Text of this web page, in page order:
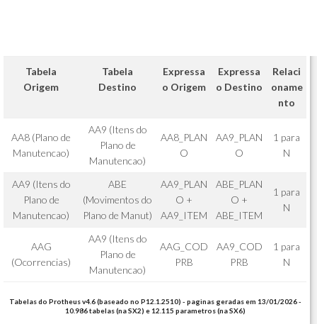
Tabela
Origem
Tabela
Destino
Expressa
o Origem
Expressa
o Destino
Relaci
oname
nto
AA8 (Plano de
Manutencao)
AA9 (Itens do
Plano de
Manutencao)
AA8_PLAN
O
AA9_PLAN
O
1 para
N
AA9 (Itens do
Plano de
Manutencao)
ABE
(Movimentos do
Plano de Manut)
AA9_PLAN
O +
AA9_ITEM
ABE_PLAN
O +
ABE_ITEM
1 para
N
AAG
(Ocorrencias)
AA9 (Itens do
Plano de
Manutencao)
AAG_COD
PRB
AA9_COD
PRB
1 para
N
Tabelas do Protheus v4.6 (baseado no P12.1.2510) - paginas geradas em 13/01/2026 -
10.986 tabelas (na SX2) e 12.115 parametros (na SX6)